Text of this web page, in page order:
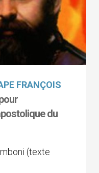
FRANÇOIS
du
(texte